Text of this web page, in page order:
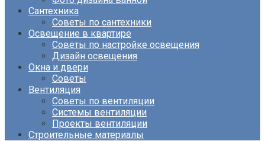
Сантехника
Советы по сантехники
Освещение в квартире
Советы по настройке освещения
Дизайн освещения
Окна и двери
Советы
Вентиляция
Советы по вентиляции
Системы вентиляции
Проекты вентиляции
Строительные материалы